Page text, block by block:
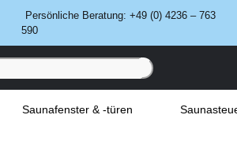
Persönliche Beratung: +49 (0) 4236 – 763
590
Saunafenster & -türen